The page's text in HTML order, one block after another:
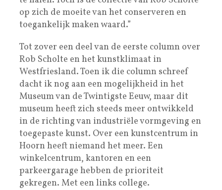
op zich de moeite van het conserveren en
toegankelijk maken waard.”
Tot zover een deel van de eerste column over
Rob Scholte en het kunstklimaat in
Westfriesland. Toen ik die column schreef
dacht ik nog aan een mogelijkheid in het
Museum van de Twintigste Eeuw, maar dit
museum heeft zich steeds meer ontwikkeld
in de richting van industriële vormgeving en
toegepaste kunst. Over een kunstcentrum in
Hoorn heeft niemand het meer. Een
winkelcentrum, kantoren en een
parkeergarage hebben de prioriteit
gekregen. Met een links college.